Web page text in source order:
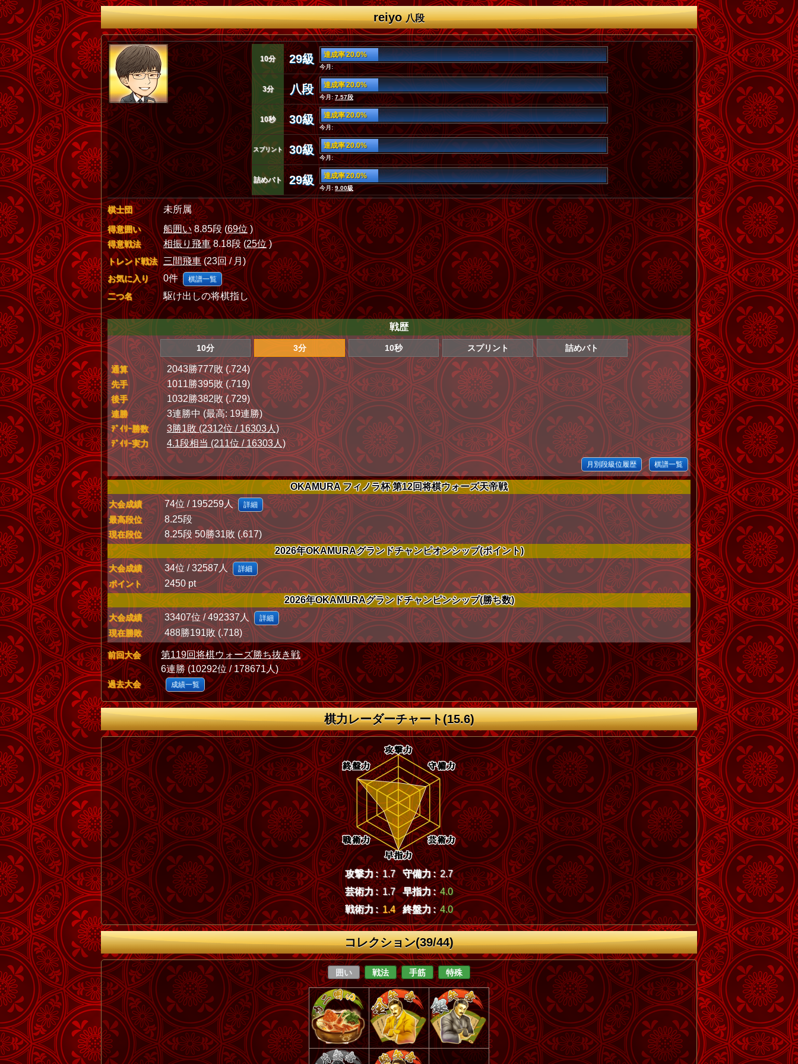
reiyo八段
10分 29級 達成率 20.0%
今月:
3分 八段 達成率 20.0%
今月: 7.57段
10秒 30級 達成率 20.0%
今月:
スプリント 30級 達成率 20.0%
今月:
詰めバト 29級 達成率 20.0%
今月:9.00級
棋士団 未所属
得意囲い 船囲い8.85段 (69位)
得意戦法 相振り飛車8.18段 (25位)
トレンド戦法 三間飛車(23回 / 月)
お気に入り 0件 棋譜一覧
二つ名 駆け出しの将棋指し
戦歴
10分 3分 10秒 スプリント 詰めバト
通算 2043勝777敗 (.724)
先手 1011勝395敗 (.719)
後手 1032勝382敗 (.729)
連勝 3連勝中 (最高: 19連勝)
ﾃﾞｲﾘｰ勝数 3勝1敗 (2312位 / 16303人)
ﾃﾞｲﾘｰ実力 4.1段相当 (211位 / 16303人)
月別段級位履歴 棋譜一覧
OKAMURA フィノラ杯 第12回将棋ウォーズ天帝戦
大会成績 74位 / 195259人 詳細
最高段位 8.25段
現在段位
8.25段 50勝31敗 (.617)
2026年OKAMURAグランドチャンピオンシップ(ポイント)
大会成績 34位 / 32587人 詳細
ポイント
2450 pt
2026年OKAMURAグランドチャンピンシップ(勝ち数)
大会成績 33407位 / 492337人 詳細
現在勝敗 488勝191敗 (.718)
前回大会
第119回将棋ウォーズ勝ち抜き戦
6連勝 (10292位 / 178671人)
過去大会 成績一覧
棋力レーダーチャート(15.6)
攻撃力 : 1.7 守備力 : 2.7
芸術力 : 1.7 早指力 : 4.0
戦術力 : 1.4 終盤力 : 4.0
コレクション(39/44)
囲い 戦法 手筋 特殊